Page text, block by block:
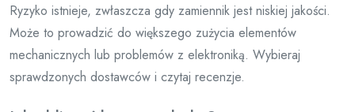
Ryzyko istnieje, zwłaszcza gdy zamiennik jest niskiej jakości.
Może to prowadzić do większego zużycia elementów
mechanicznych lub problemów z elektroniką. Wybieraj
sprawdzonych dostawców i czytaj recenzje.